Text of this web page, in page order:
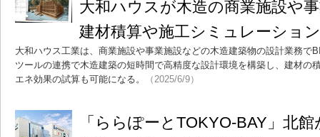
大和ハウスが木造の商業施設や
建材積算や施工シミュレーショ
大和ハウス工業は、商業施設や事業施設などの木造建築物の設計業務で
ツールの連携で木造建築の短時間で高精度な設計環境を構築し、建材の
エネ効果の試算も可能になる。
（2025/6/9）
「ららぽーとTOKYO-BAY」北